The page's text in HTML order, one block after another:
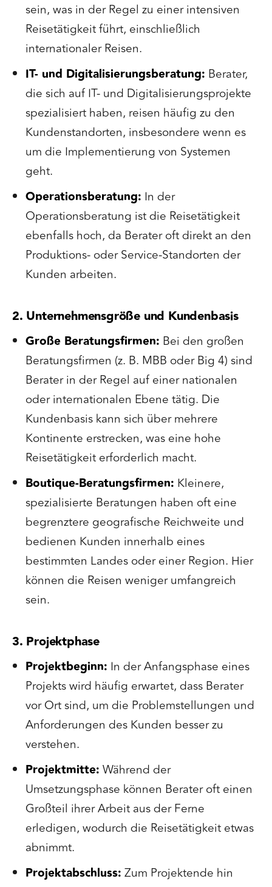
sein, was in der Regel zu einer intensiven
Reisetätigkeit führt, einschließlich
internationaler Reisen.
IT- und Digitalisierungsberatung: Berater,
die sich auf IT- und Digitalisierungsprojekte
spezialisiert haben, reisen häufig zu den
Kundenstandorten, insbesondere wenn es
um die Implementierung von Systemen
geht.
Operationsberatung: In der
Operationsberatung ist die Reisetätigkeit
ebenfalls hoch, da Berater oft direkt an den
Produktions- oder Service-Standorten der
Kunden arbeiten.
2. Unternehmensgröße und Kundenbasis
Große Beratungsfirmen: Bei den großen
Beratungsfirmen (z. B. MBB oder Big 4) sind
Berater in der Regel auf einer nationalen
oder internationalen Ebene tätig. Die
Kundenbasis kann sich über mehrere
Kontinente erstrecken, was eine hohe
Reisetätigkeit erforderlich macht.
Boutique-Beratungsfirmen: Kleinere,
spezialisierte Beratungen haben oft eine
begrenztere geografische Reichweite und
bedienen Kunden innerhalb eines
bestimmten Landes oder einer Region. Hier
können die Reisen weniger umfangreich
sein.
3. Projektphase
Projektbeginn: In der Anfangsphase eines
Projekts wird häufig erwartet, dass Berater
vor Ort sind, um die Problemstellungen und
Anforderungen des Kunden besser zu
verstehen.
Projektmitte: Während der
Umsetzungsphase können Berater oft einen
Großteil ihrer Arbeit aus der Ferne
erledigen, wodurch die Reisetätigkeit etwas
abnimmt.
Projektabschluss: Zum Projektende hin